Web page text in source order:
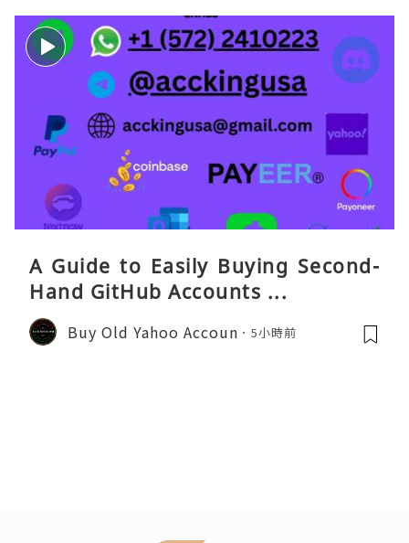
A Guide to Easily Buying Second-
Hand GitHub Accounts ...
Buy Old Yahoo Accoun 5小時前